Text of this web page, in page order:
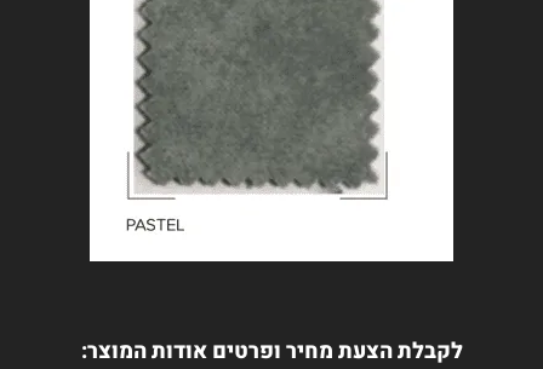
לקבלת הצעת מחיר ופרטים אודות המוצר: